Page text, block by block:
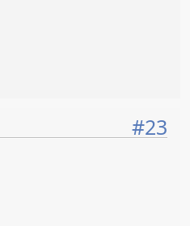
#23